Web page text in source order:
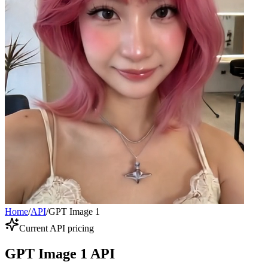
Home/API/GPT Image 1
Current API pricing
GPT Image 1 API